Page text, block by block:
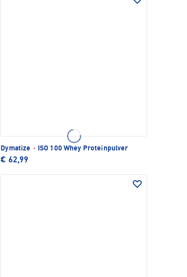
Dymatize · ISO 100 Whey Proteinpulver
€ 62,99